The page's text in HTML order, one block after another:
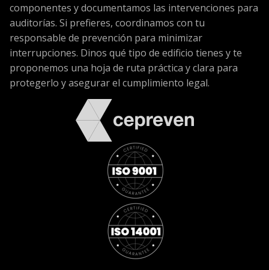
componentes y documentamos las intervenciones para
auditorías. Si prefieres, coordinamos con tu
responsable de prevención para minimizar
interrupciones. Dinos qué tipo de edificio tienes y te
proponemos una hoja de ruta práctica y clara para
protegerlo y asegurar el cumplimiento legal.